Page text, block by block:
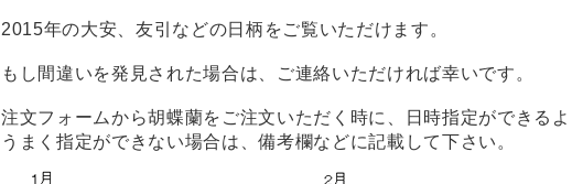
2015年の大安、友引などの日柄をご覧いただけます。
もし間違いを発見された場合は、ご連絡いただければ幸いです。
注文フォームから胡蝶蘭をご注文いただく時に、日時指定ができるよ
うまく指定ができない場合は、備考欄などに記載して下さい。